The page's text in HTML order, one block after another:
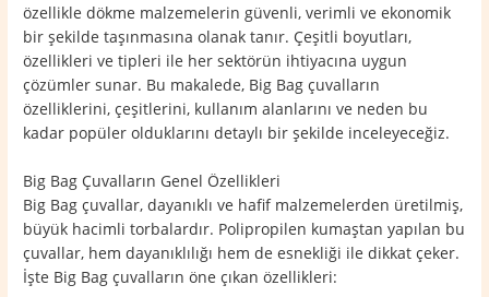
özellikle dökme malzemelerin güvenli, verimli ve ekonomik
bir şekilde taşınmasına olanak tanır. Çeşitli boyutları,
özellikleri ve tipleri ile her sektörün ihtiyacına uygun
çözümler sunar. Bu makalede, Big Bag çuvalların
özelliklerini, çeşitlerini, kullanım alanlarını ve neden bu
kadar popüler olduklarını detaylı bir şekilde inceleyeceğiz.
Big Bag Çuvalların Genel Özellikleri
Big Bag çuvallar, dayanıklı ve hafif malzemelerden üretilmiş,
büyük hacimli torbalardır. Polipropilen kumaştan yapılan bu
çuvallar, hem dayanıklılığı hem de esnekliği ile dikkat çeker.
İşte Big Bag çuvalların öne çıkan özellikleri: